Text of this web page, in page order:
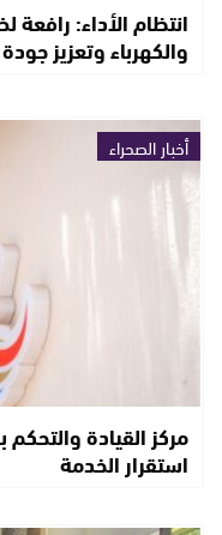
انتظام الأداء:
والكهرباء وتعزيز
أخبار الصحراء
مركز القيادة
استقرار الخدمة